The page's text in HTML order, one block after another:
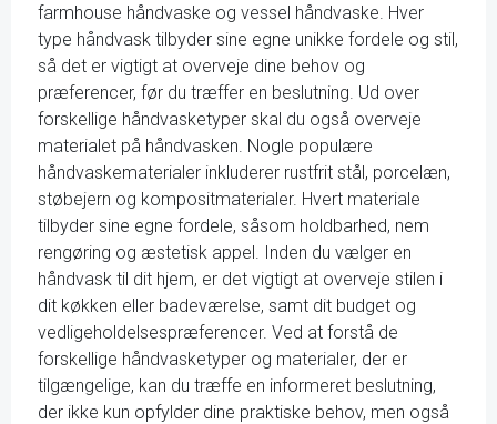
farmhouse håndvaske og vessel håndvaske. Hver
type håndvask tilbyder sine egne unikke fordele og stil,
så det er vigtigt at overveje dine behov og
præferencer, før du træffer en beslutning. Ud over
forskellige håndvasketyper skal du også overveje
materialet på håndvasken. Nogle populære
håndvaskematerialer inkluderer rustfrit stål, porcelæn,
støbejern og kompositmaterialer. Hvert materiale
tilbyder sine egne fordele, såsom holdbarhed, nem
rengøring og æstetisk appel. Inden du vælger en
håndvask til dit hjem, er det vigtigt at overveje stilen i
dit køkken eller badeværelse, samt dit budget og
vedligeholdelsespræferencer. Ved at forstå de
forskellige håndvasketyper og materialer, der er
tilgængelige, kan du træffe en informeret beslutning,
der ikke kun opfylder dine praktiske behov, men også